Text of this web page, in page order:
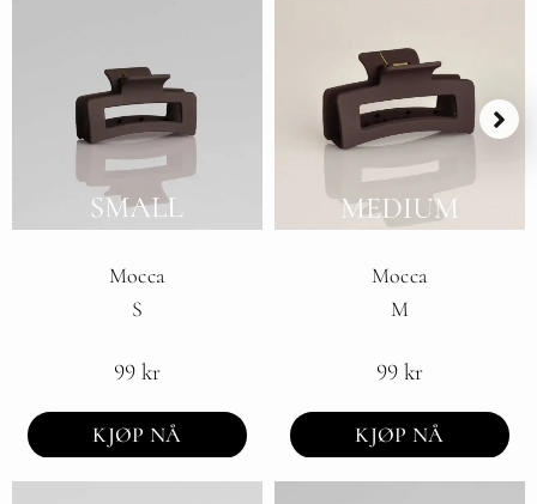
Mocca
S
99 kr
KJØP NÅ
Mocca
M
99 kr
KJØP NÅ